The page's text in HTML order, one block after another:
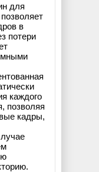
для
в
потери
каждого
позволяя
кадры,